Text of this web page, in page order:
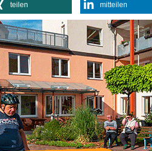
teilen mitteilen